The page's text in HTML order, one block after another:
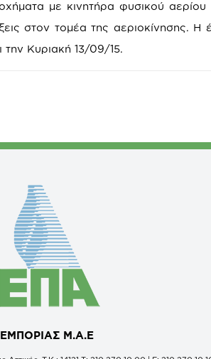
με κινητήρα φυσικού αερίου
στον τομέα της αεριοκίνησης. Η
Κυριακή 13/09/15.
Μ.Α.Ε